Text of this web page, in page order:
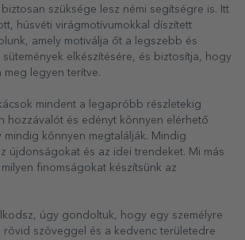
szüksége lesz némi segítségre is. Itt
húsvéti virágmotívumokkal díszített
amely motiválja őt a legszebb és
elkészítésére, és biztosítja, hogy
legyen terítve.
mindent a legapróbb részletekig
hozzávalót és edényt könnyen elérhető
mindig könnyen megtalálják. Mindig
újdonságokat és az idei trendeket. Mi más
milyen finomságokat készítsünk az
úgy gondoltuk, hogy egy személyre
rövid szöveggel és a kedvenc területedre